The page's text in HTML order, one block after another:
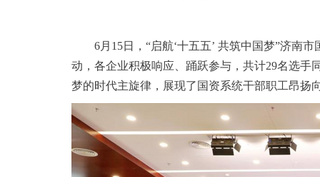
6月15日，“启航‘十五五’ 共筑中国梦”济南
动，各企业积极响应、踊跃参与，共计29名选手
梦的时代主旋律，展现了国资系统干部职工昂扬